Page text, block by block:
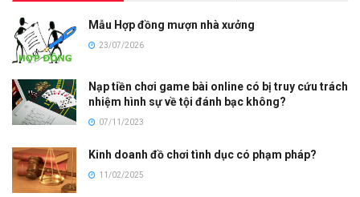
Mẫu Hợp đồng mượn nhà xưởng
23/07/2026
Nạp tiền chơi game bài online có bị truy cứu trách
nhiệm hình sự về tội đánh bạc không?
07/11/2023
Kinh doanh đồ chơi tình dục có phạm pháp?
11/02/2025